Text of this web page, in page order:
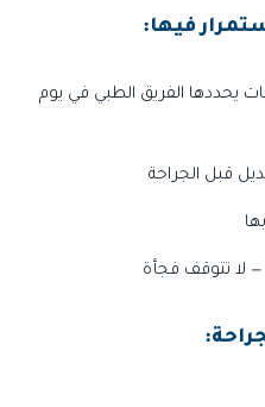
يحددها الفريق الطبي في يوم
قبل الجراحة
— لا تتوقف فجأة